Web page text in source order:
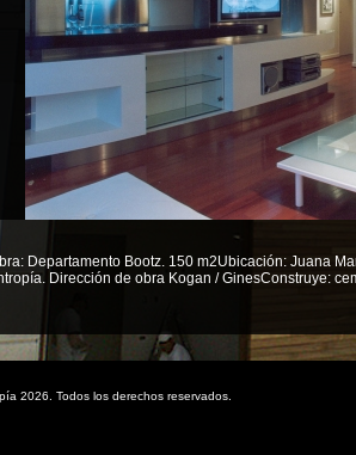
Departamento Bootz. 150 m2Ubicación: Juana
Dirección de obra Kogan / GinesConstruye:
2026. Todos los derechos reservados.